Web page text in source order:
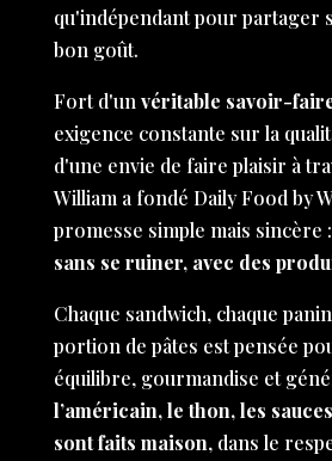
qu'indépendant pour partager
bon goût.
Fort d'unvéritable savoir-
exigence constante sur la
d'une envie de faire plaisir à
William a fondé Daily Food by
promesse simple mais sincère :
sans se ruiner, avec des
Chaque sandwich, chaque
portion de pâtes est pensée
équilibre, gourmandise et
l’américain, le thon, les
sont faits maison, dans le